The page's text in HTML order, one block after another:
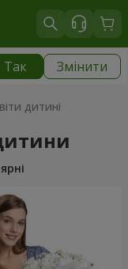
Так Змінити
дитині